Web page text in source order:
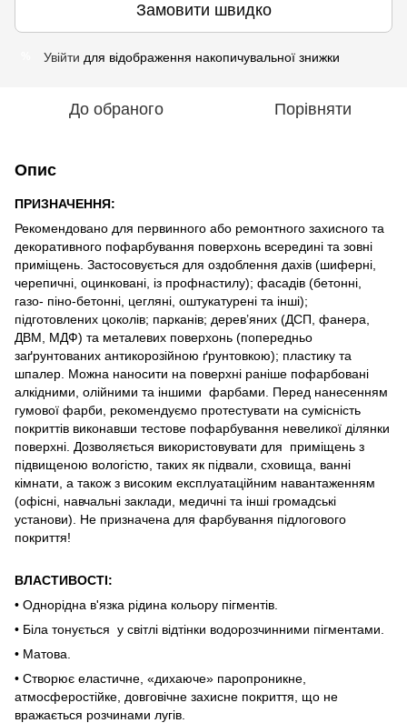
Замовити швидко
Увійти для відображення накопичувальної знижки
До обраного Порівняти
Опис
ПРИЗНАЧЕННЯ:
Рекомендовано для первинного або ремонтного захисного та
декоративного пофарбування поверхонь всередині та зовні
приміщень. Застосовується для оздоблення дахів (шиферні,
черепичні, оцинковані, із профнастилу); фасадів (бетонні,
газо- піно-бетонні, цегляні, оштукатурені та інші);
підготовлених цоколів; парканів; дерев’яних (ДСП, фанера,
ДВМ, МДФ) та металевих поверхонь (попередньо
заґрунтованих антикорозійною ґрунтовкою); пластику та
шпалер. Можна наносити на поверхні раніше пофарбовані
алкідними, олійними та іншими фарбами. Перед нанесенням
гумової фарби, рекомендуємо протестувати на сумісність
покриттів виконавши тестове пофарбування невеликої ділянки
поверхні. Дозволяється використовувати для приміщень з
підвищеною вологістю, таких як підвали, сховища, ванні
кімнати, а також з високим експлуатаційним навантаженням
(офісні, навчальні заклади, медичні та інші громадські
установи). Не призначена для фарбування підлогового
покриття!
ВЛАСТИВОСТІ:
• Однорідна в'язка рідина кольору пігментів.
• Біла тонується у світлі відтінки водорозчинними пігментами.
• Матова.
• Створює еластичне, «дихаюче» паропроникне,
атмосферостійке, довговічне захисне покриття, що не
вражається розчинами лугів.